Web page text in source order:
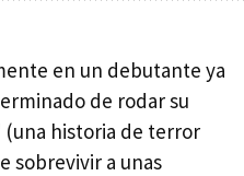
en un debutante ya
de rodar su
historia de terror
sobrevivir a unas